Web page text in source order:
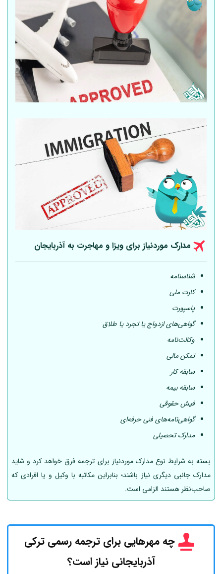
مدارک موردنیاز برای ویزا و مهاجرت به آذربایجان
شناسنامه
کارت ملی
پاسپورت
گواهی‌های ازدواج یا تجرد یا طلاق
وکالت‌نامه
تمکن مالی
سابقه کار
سابقه بیمه
فیش حقوقی
گواهی‌نامه‌های فنی حرفه‌ای
مدارک تحصیلی
بسته به شرایط نوع مدارک موردنیاز برای ترجمه فرق خواهد کرد و شاید
مدارک جانبی دیگری نیاز باشند؛ بنابراین مکاتبه با وکیل و یا افرادی که
صاحب‌نظر هستند الزامی است.
چه مهرهایی برای ترجمه رسمی ترکی
آذربایجانی نیاز است؟